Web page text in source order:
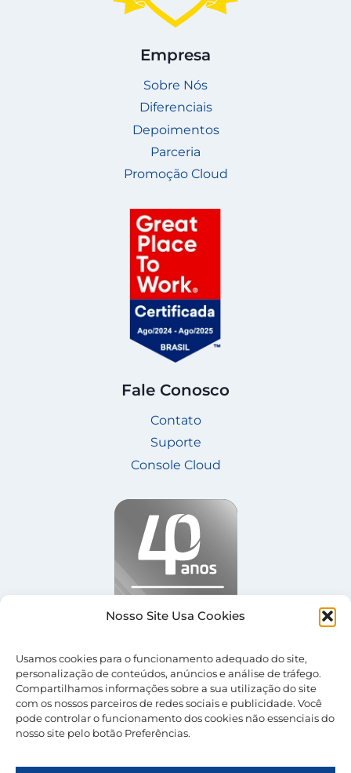
Nosso Site Usa Cookies
Usamos cookies para o funcionamento adequado do site,
personalização de conteúdos, anúncios e análise de tráfego.
Compartilhamos informações sobre a sua utilização do site
com os nossos parceiros de redes sociais e publicidade. Você
pode controlar o funcionamento dos cookies não essenciais do
nosso site pelo botão Preferências.
Empresa
Sobre Nós
Diferenciais
Depoimentos
Parceria
Promoção Cloud
Fale Conosco
Contato
Suporte
Console Cloud
© 2026 Nevolus |Termos de Uso